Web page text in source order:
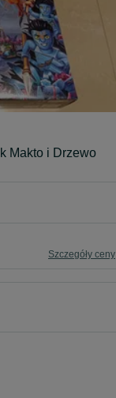
Makto i Drzewo
Szczegóły ceny